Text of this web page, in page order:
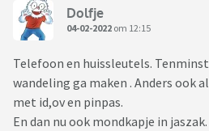
Dolfje
04-02-2022 om 12:15
Telefoon en huissleutels.
wandeling ga maken . Anders ook
met id,ov en pinpas.
En dan nu ook mondkapje in